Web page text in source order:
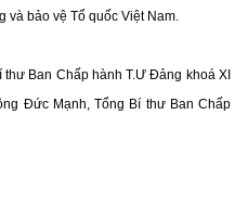
bảo vệ Tổ quốc Việt Nam.
Ban Chấp hành T.Ư Đảng khoá XI
Đức Mạnh, Tổng Bí thư Ban Chấp